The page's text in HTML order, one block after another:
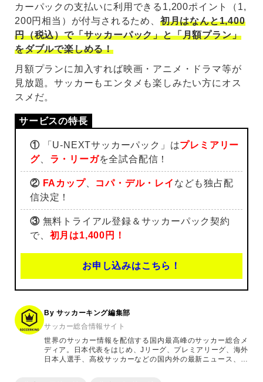
カーパックの支払いに利用できる1,200ポイント（1,
200円相当）が付与されるため、 初月はなんと1,400
円（税込）で「サッカーパック」と「月額プラン」
をダブルで楽しめる！
月額プランに加入すれば映画・アニメ・ドラマ等が
見放題。サッカーもエンタメも楽しみたい方にオス
スメだ。
①「U-NEXTサッカーパック」はプレミアリー
グ、 ラ・リーガを全試合配信！
② FAカップ、 コパ・デル・レイ なども独占配
信決定！
③無料トライアル登録＆サッカーパック契約
で、 初月は1,400円！
お申し込みはこちら！
By サッカーキング編集部
サッカー総合情報サイト
世界のサッカー情報を配信する国内最高峰のサッカー総合メ
ディア。日本代表をはじめ、Jリーグ、プレミアリーグ、海外
日本人選手、高校サッカーなどの国内外の最新ニュース、コ